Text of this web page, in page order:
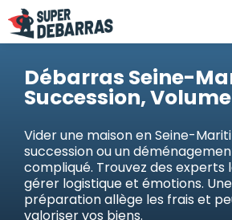
Skip
to
Débarras Seine-
Succession,
Vider une maison en Seine-
succession ou un
compliqué. Trouvez des experts
gérer logistique et émotions.
préparation allège les frais et
valoriser vos biens.